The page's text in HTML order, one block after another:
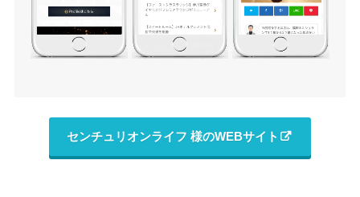
センチュリオンライフ 様のWEBサイト